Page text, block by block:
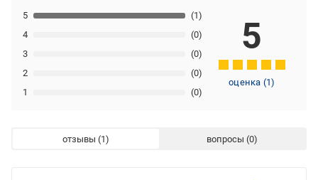
1 (0)
2 (0)
3 (0)
4 (0)
5 (1)
5
оценка (1)
отзывы вопросы